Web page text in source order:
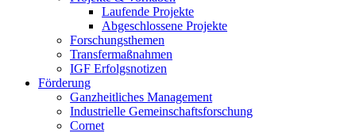
Laufende Projekte
Abgeschlossene Projekte
Forschungsthemen
Transfermaßnahmen
IGF Erfolgsnotizen
Förderung
Ganzheitliches Management
Industrielle Gemeinschaftsforschung
Cornet